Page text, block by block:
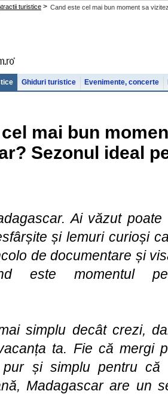
Cand este cel mai bun moment sa
turistice >
Ghiduri turistice Evenimente, concerte
mai bun
Sezonul ideal
Ai văzut
și lemuri curioși
de documentare și
este momentul
simplu decât crezi,
ta. Fie că mergi
pur și simplu pentru
Madagascar are un